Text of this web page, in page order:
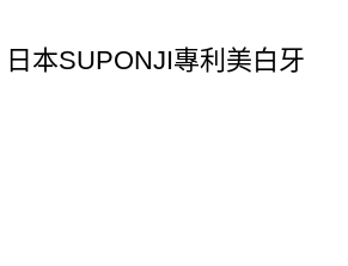
日本SUPONJI專利美白牙